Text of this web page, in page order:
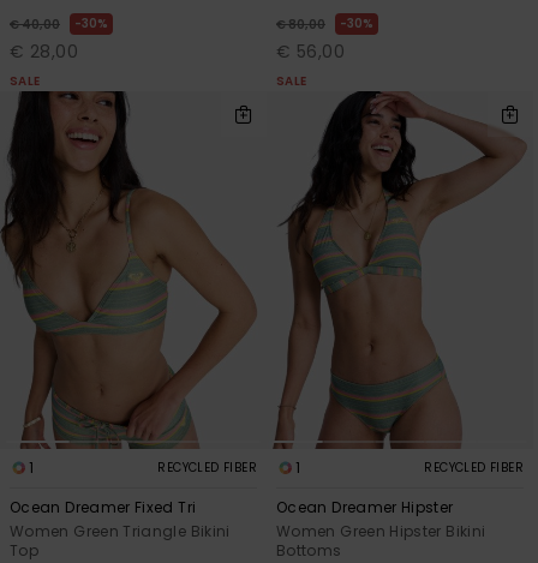
€ 40,00 30%
€ 28,00
SALE
€ 80,00 30%
€ 56,00
SALE
1 RECYCLED FIBER
Ocean Dreamer Fixed Tri
Women Green Triangle Bikini
Top
1 RECYCLED FIBER
Ocean Dreamer Hipster
Women Green Hipster Bikini
Bottoms